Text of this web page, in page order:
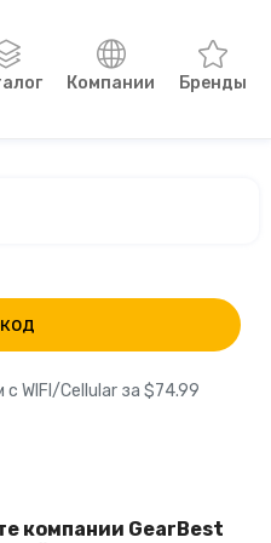
Компании Бренды
WIFI/Cellular за $74.99
компании GearBest